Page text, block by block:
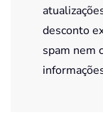
desconto
spam nem